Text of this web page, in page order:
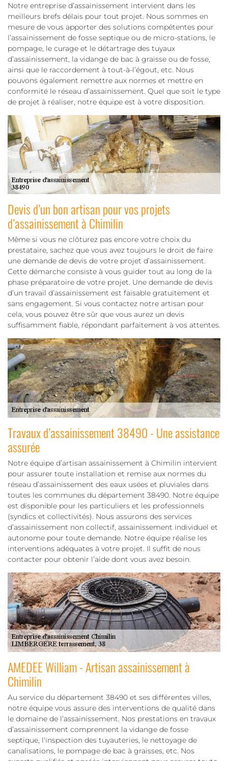
Notre entreprise d’assainissement intervient dans les
meilleurs brefs délais pour tout projet. Nous sommes en
mesure de vous apporter des solutions compétentes pour
l’assainissement de fosse septique ou de micro-stations, le
pompage, le curage et le détartrage des tuyaux
d’assainissement, la vidange de bac à graisse ou de fosse,
ainsi que le raccordement à tout-à-l’égout, etc. Nous
pouvons également remettre aux normes et mettre en
conformité le réseau d’assainissement. Quel que soit le type
de projet à réaliser, notre équipe est à votre disposition.
Devis d’un bon artisan pour vos projets
d’assainissement à Chimilin
Même si vous ne clôturez pas encore votre choix du
prestataire, sachez que vous avez toujours le droit de faire
une demande de devis de votre projet d’assainissement.
Cette démarche consiste à vous guider tout au long de la
phase préparatoire de votre projet. Une demande de devis
d’un travail d’assainissement est faisable gratuitement et
sans engagement. Si vous contactez notre artisan pour
cela, vous pouvez être sûr que vous aurez un devis
suffisamment fiable, répondant parfaitement à vos attentes.
Travaux d’assainissement 38490 - Une assistance
assurée
Notre équipe d’artisan assainissement à Chimilin intervient
pour assurer toute installation et remise aux normes du
réseau d’assainissement des eaux usées et pluviales dans
toutes les communes du département 38490. Notre équipe
est disponible pour les particuliers et les professionnels
(syndics et collectivités). Nous assurons des services
d’assainissement non collectif, assainissement individuel et
autonome pour toute demande. Notre équipe réalise les
interventions adéquates à votre projet. Il suffit de nous
contacter pour obtenir l’aide dont vous avez besoin.
AMEDEE William - Artisan assainissement à
Chimilin
Au service du département 38490 et ses différentes villes,
notre équipe vous assure des interventions de qualité dans
le domaine de l’assainissement. Nos prestations en travaux
d’assainissement comprennent la vidange de fosse
septique, l'inspection des tuyauteries, le nettoyage de
canalisations, le pompage de bac à graisses, etc. Nos